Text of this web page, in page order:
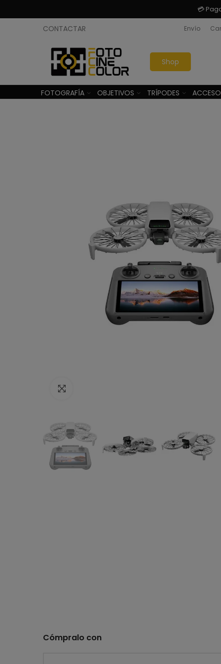
💳
CONTACTAR Envío
Shop
FOTOGRAFÍA OBJETIVOS TRÍPODES
Cómpralo con